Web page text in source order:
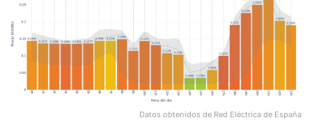
Datos obtenidos de Red Eléctrica de España